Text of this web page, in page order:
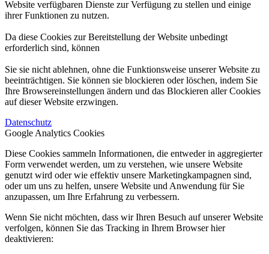
Website verfügbaren Dienste zur Verfügung zu stellen und einige
ihrer Funktionen zu nutzen.
Da diese Cookies zur Bereitstellung der Website unbedingt
erforderlich sind, können
Sie sie nicht ablehnen, ohne die Funktionsweise unserer Website zu
beeinträchtigen. Sie können sie blockieren oder löschen, indem Sie
Ihre Browsereinstellungen ändern und das Blockieren aller Cookies
auf dieser Website erzwingen.
Datenschutz
Google Analytics Cookies
Diese Cookies sammeln Informationen, die entweder in aggregierter
Form verwendet werden, um zu verstehen, wie unsere Website
genutzt wird oder wie effektiv unsere Marketingkampagnen sind,
oder um uns zu helfen, unsere Website und Anwendung für Sie
anzupassen, um Ihre Erfahrung zu verbessern.
Wenn Sie nicht möchten, dass wir Ihren Besuch auf unserer Website
verfolgen, können Sie das Tracking in Ihrem Browser hier
deaktivieren: